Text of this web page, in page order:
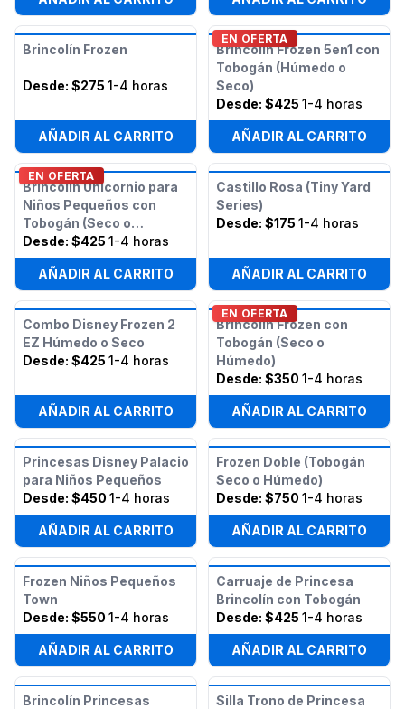
Brincolín Frozen
Desde: $275 1-4 horas
AÑADIR AL CARRITO
EN OFERTA
Brincolín Frozen 5en1 con
Tobogán (Húmedo o
Seco)
Desde: $425 1-4 horas
AÑADIR AL CARRITO
EN OFERTA
Brincolín Unicornio para
Niños Pequeños con
Tobogán (Seco o
Húmedo)
Desde: $425 1-4 horas
AÑADIR AL CARRITO
Castillo Rosa (Tiny Yard
Series)
Desde: $175 1-4 horas
AÑADIR AL CARRITO
Combo Disney Frozen 2
EZ Húmedo o Seco
Desde: $425 1-4 horas
AÑADIR AL CARRITO
EN OFERTA
Brincolín Frozen con
Tobogán (Seco o
Húmedo)
Desde: $350 1-4 horas
AÑADIR AL CARRITO
Princesas Disney Palacio
para Niños Pequeños
Desde: $450 1-4 horas
AÑADIR AL CARRITO
Frozen Doble (Tobogán
Seco o Húmedo)
Desde: $750 1-4 horas
AÑADIR AL CARRITO
Frozen Niños Pequeños
Town
Desde: $550 1-4 horas
AÑADIR AL CARRITO
Carruaje de Princesa
Brincolín con Tobogán
Desde: $425 1-4 horas
AÑADIR AL CARRITO
Brincolín Princesas
Silla Trono de Princesa